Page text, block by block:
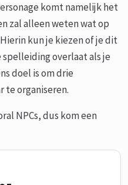
komt namelijk het
zal alleen weten wat op
kun je kiezen of je dit
overlaat als je
doel is om drie
te organiseren.
NPCs, dus kom een